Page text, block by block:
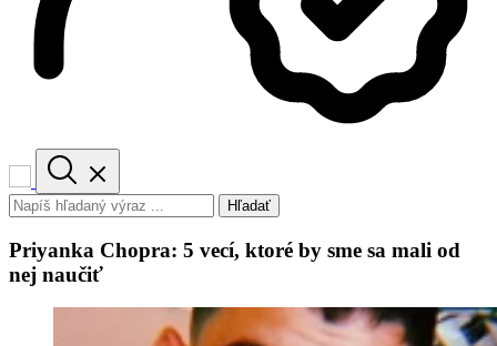
Hľadať
Priyanka Chopra: 5 vecí, ktoré by sme sa mali od
nej naučiť